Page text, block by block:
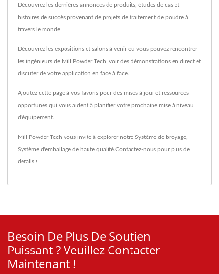
Découvrez les dernières annonces de produits, études de cas et
histoires de succès provenant de projets de traitement de poudre à
travers le monde.
Découvrez les expositions et salons à venir où vous pouvez rencontrer
les ingénieurs de Mill Powder Tech, voir des démonstrations en direct et
discuter de votre application en face à face.
Ajoutez cette page à vos favoris pour des mises à jour et ressources
opportunes qui vous aident à planifier votre prochaine mise à niveau
d'équipement.
Mill Powder Tech vous invite à explorer notre Système de broyage
Système d'emballage de haute qualité. Contactez-nous pour plus de
détails !
Besoin De Plus De Soutien
Puissant ? Veuillez Contacter
Maintenant !